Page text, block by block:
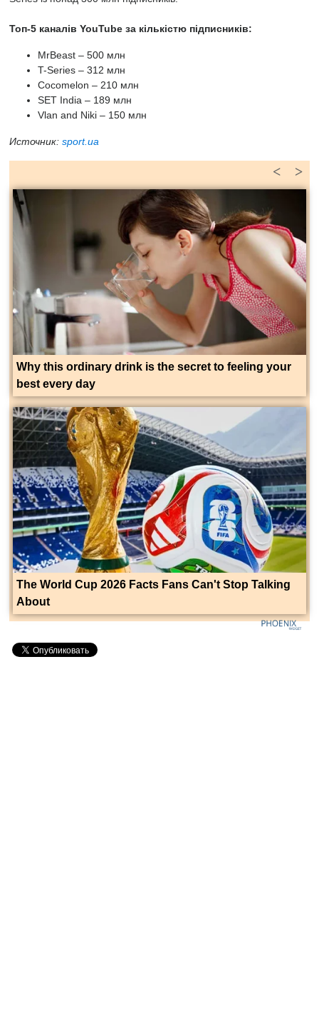
Топ-5 каналів YouTube за кількістю підписників:
MrBeast – 500 млн
T-Series – 312 млн
Cocomelon – 210 млн
SET India – 189 млн
Vlan and Niki – 150 млн
Источник: sport.ua
>
<
Why this ordinary drink is the secret to feeling your
best every day
The World Cup 2026 Facts Fans Can't Stop Talking
About